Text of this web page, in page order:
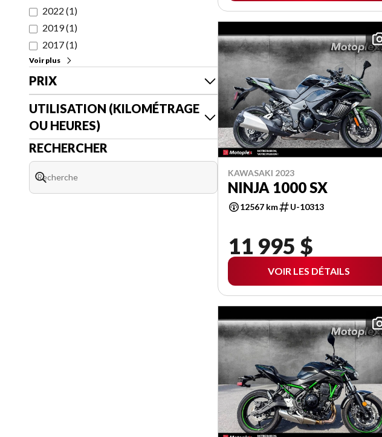
2022 (1)
2019(1)
2017(1)
Voir plus
PRIX
UTILISATION (KILOMÉTRAGE
OU HEURES)
RECHERCHER
KAWASAKI 2023
NINJA 1000 SX
12567 km U-10313
11 995 $
VOIR LES DÉTAILS